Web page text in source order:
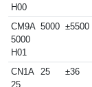
H00
CM9A
5000
H01
5000 ±5500
CN1A
25
25 ±36